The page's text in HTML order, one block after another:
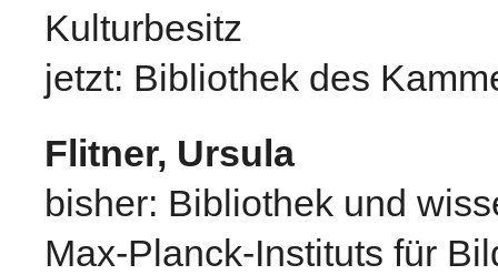
Kulturbesitz
jetzt: Bibliothek des
Flitner, Ursula
bisher: Bibliothek und
Max-Planck-Instituts für